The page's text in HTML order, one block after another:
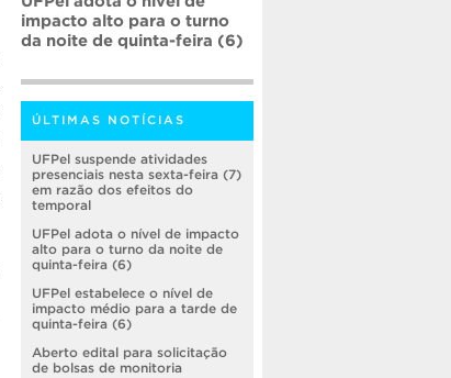
impacto alto para o turno
da noite de quinta-feira (6)
ÚLTIMAS NOTÍCIAS
UFPel suspende atividades
presenciais nesta sexta-feira (7)
em razão dos efeitos do
temporal
UFPel adota o nível de impacto
alto para o turno da noite de
quinta-feira (6)
UFPel estabelece o nível de
impacto médio para a tarde de
quinta-feira (6)
Aberto edital para solicitação
de bolsas de monitoria